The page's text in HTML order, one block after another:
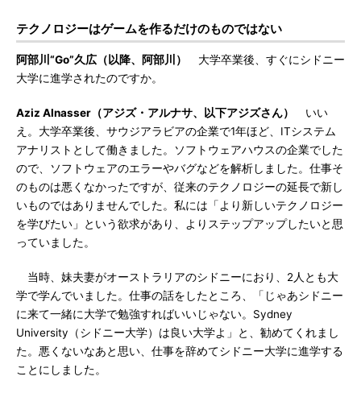
テクノロジーはゲームを作るだけのものではない
阿部川“Go”久広（以降、阿部川）
大学卒業後、すぐにシドニー
大学に進学されたのですか。
Aziz Alnasser（アジズ・アルナサ、以下アジズさん）
いい
え。大学卒業後、サウジアラビアの企業で1年ほど、ITシステム
アナリストとして働きました。ソフトウェアハウスの企業でした
ので、ソフトウェアのエラーやバグなどを解析しました。仕事そ
のものは悪くなかったですが、従来のテクノロジーの延長で新し
いものではありませんでした。私には「より新しいテクノロジー
を学びたい」という欲求があり、よりステップアップしたいと思
っていました。
当時、妹夫妻がオーストラリアのシドニーにおり、2人とも大
学で学んでいました。仕事の話をしたところ、「じゃあシドニー
に来て一緒に大学で勉強すればいいじゃない。Sydney
University（シドニー大学）は良い大学よ」と、勧めてくれまし
た。悪くないなあと思い、仕事を辞めてシドニー大学に進学する
ことにしました。